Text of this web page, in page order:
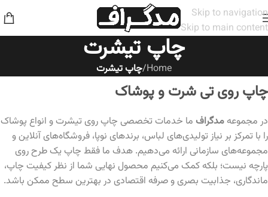
Skip to navigation
Skip to main content
چاپ تیشرت
Home
/چاپ تیشرت
چاپ روی تی شرت و پوشاک
در مجموعه مدگراف ما خدمات تخصصی چاپ روی تیشرت و انواع پوشاک
را با تمرکز بر نیاز تولیدی‌های لباس، برندهای نوپا، فروشگاه‌های آنلاین و
مجموعه‌های سازمانی ارائه می‌دهیم. هدف ما فقط چاپ یک طرح روی
پارچه نیست؛ بلکه کمک می‌کنیم محصول نهایی شما از نظر کیفیت چاپ،
ماندگاری، جذابیت بصری و صرفه اقتصادی در بهترین سطح ممکن باشد.